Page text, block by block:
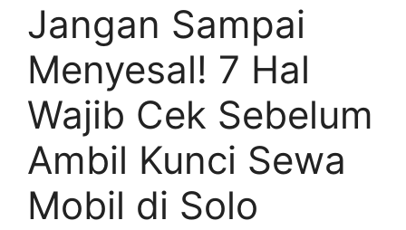
Jangan Sampai
Menyesal! 7 Hal
Wajib Cek Sebelum
Ambil Kunci Sewa
Mobil di Solo